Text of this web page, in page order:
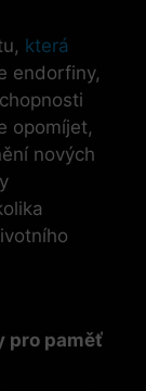
která
endorfiny,
opomíjet,
nových
pro paměť